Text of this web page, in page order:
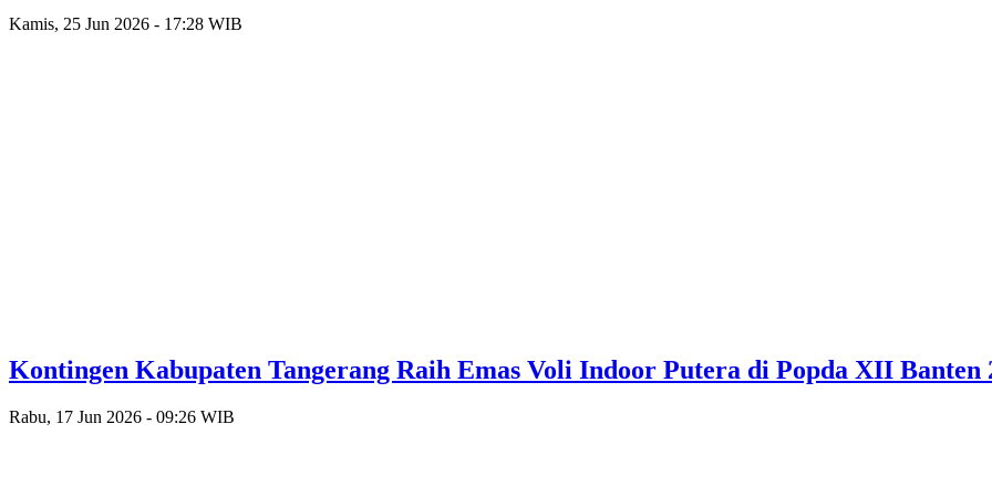
Kamis, 25 Jun 2026 - 17:28 WIB
Kontingen Kabupaten Tangerang Raih Emas Voli Indoor Putera di Popda XII Banten
Rabu, 17 Jun 2026 - 09:26 WIB